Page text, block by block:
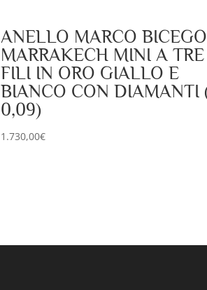
ANELLO MARCO BICEGO
MARRAKECH MINI A TRE
FILI IN ORO GIALLO E
BIANCO CON DIAMANTI
0,09)
1.730,00€